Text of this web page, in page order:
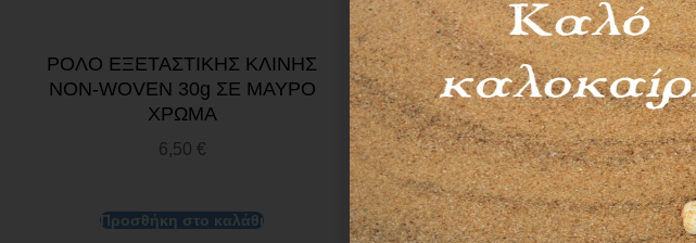
ΡΟΛΟ ΕΞΕΤΑΣΤΙΚΗΣ ΚΛΙΝΗΣ
NON-WOVEN 30g ΣΕ ΜΑΥΡΟ
ΧΡΩΜΑ
6,50 €
Προσθήκη στο καλάθι
ΡΟΛΟ ΕΞΕΤΑΣΤΙΚΗΣ ΚΛΙΝΗΣ
ΧΑΡΤΙ+ΠΛΑΣΤΙΚΟ ΘΕΡΜ/ΣΗ
5,25€ – 5,95€
Επιλογή